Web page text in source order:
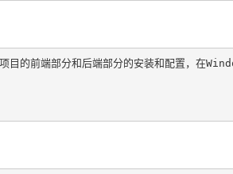
前端部分和后端部分的安装和配置，在